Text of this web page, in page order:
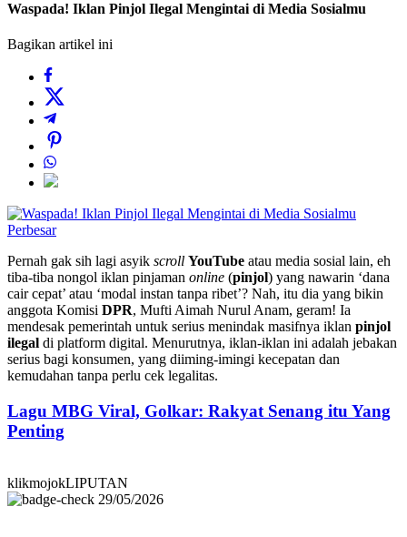
Waspada! Iklan Pinjol Ilegal Mengintai di Media Sosialmu
Bagikan artikel ini
Perbesar
Pernah gak sih lagi asyik scroll YouTube atau media sosial lain, eh
tiba-tiba nongol iklan pinjaman online (pinjol) yang nawarin ‘dana
cair cepat’ atau ‘modal instan tanpa ribet’? Nah, itu dia yang bikin
anggota Komisi DPR, Mufti Aimah Nurul Anam, geram! Ia
mendesak pemerintah untuk serius menindak masifnya iklan pinjol
ilegal di platform digital. Menurutnya, iklan-iklan ini adalah jebakan
serius bagi konsumen, yang diiming-imingi kecepatan dan
kemudahan tanpa perlu cek legalitas.
Lagu MBG Viral, Golkar: Rakyat Senang itu Yang
Penting
klikmojokLIPUTAN
29/05/2026